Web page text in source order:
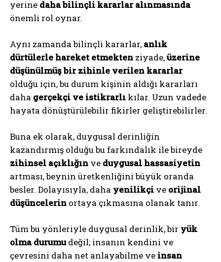
ABONE OL
Gizlilik politikasını okudum, onaylıyorum.
yerine daha bilinçli kararlar alınmasında
önemli rol oynar.
Aynı zamanda bilinçli kararlar, anlık
dürtülerle hareket etmekten ziyade,üzerine
düşünülmüş bir zihinle verilen kararlar
olduğu için, bu durum kişinin aldığı kararları
daha gerçekçi ve istikrarlı kılar. Uzun vadede
hayata dönüştürülebilir fikirler geliştirebilirler.
Buna ek olarak, duygusal derinliğin
kazandırmış olduğu bu farkındalık ile bireyde
zihinsel açıklığın ve duygusal hassasiyetin
artması, beynin üretkenliğini büyük oranda
besler. Dolayısıyla, daha yenilikçi ve orijinal
düşüncelerin ortaya çıkmasına olanak tanır.
Tüm bu yönleriyle duygusal derinlik, bir yük
olma durumudeğil; insanın kendini ve
çevresini daha net anlayabilme ve insan